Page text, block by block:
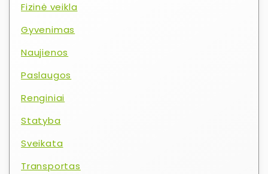
Fizinė veikla
Gyvenimas
Naujienos
Paslaugos
Renginiai
Statyba
Sveikata
Transportas